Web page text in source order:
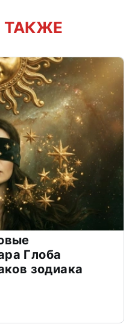
ТАКЖЕ
Глоба
зодиака